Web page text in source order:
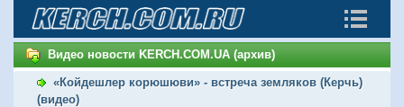
Видео новости KERCH.COM.UA (архив)
«Койдешлер корюшюви» - встреча земляков (Керчь)
(видео)